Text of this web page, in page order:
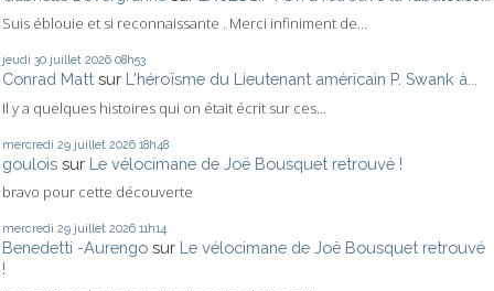
Suis éblouie et si reconnaissante . Merci infiniment de...
jeudi 30 juillet 2026 08h53
Conrad Matt sur L'héroïsme du Lieutenant américain P. Swank à...
Il y a quelques histoires qui on était écrit sur ces...
mercredi 29 juillet 2026 18h48
goulois sur Le vélocimane de Joë Bousquet retrouvé !
bravo pour cette découverte
mercredi 29 juillet 2026 11h14
Benedetti -Aurengo sur Le vélocimane de Joë Bousquet retrouvé
!